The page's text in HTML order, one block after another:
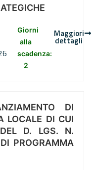
Giorni
alla
scadenza:
2
Maggiori
dettagli
DI
LOCALE DI CUI
D. LGS. N.
PROGRAMMA